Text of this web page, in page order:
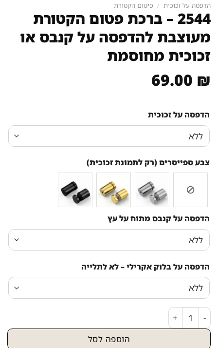
הדפסה על זכוכית / פיטום הקטורת
2544 – ברכת פטום הקטורת
מעוצבת להדפסה על קנבס או
זכוכית מחוסמת
69.00 ₪
הדפסה על זכוכית
צבע ספייסרים (רק לתמונת זכוכית)
הדפסה על קנבס מתוח על עץ
הדפסה על בלוק אקרילי – לא לתלייה
כמות של 2544 - ברכת פטום הקטורת מעוצבת להדפסה על קנבס או זכוכית מחוסמת
הוספה לסל